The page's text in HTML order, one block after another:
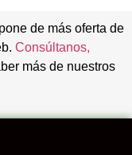
de más oferta de
Consúltanos,
más de nuestros